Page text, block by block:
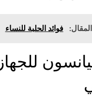
فوائد الحلبة للنساء
للجهاز